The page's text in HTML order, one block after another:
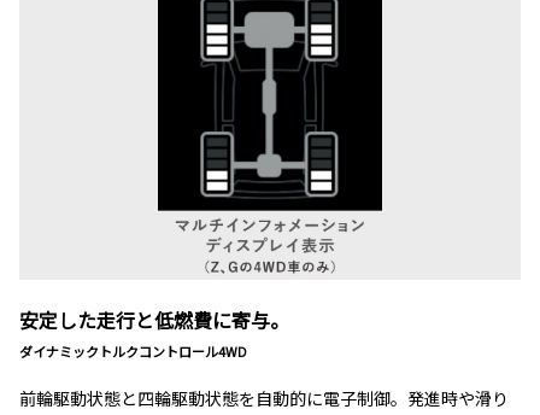
安定した走行と低燃費に寄与。
ダイナミックトルクコントロール4WD
前輪駆動状態と四輪駆動状態を自動的に電子制御。発進時や滑り